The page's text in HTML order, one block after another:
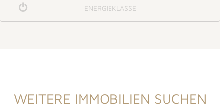
ENERGIEKLASSE
WEITERE IMMOBILIEN SUCHEN